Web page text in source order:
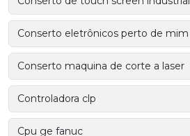
Conserto eletrônicos perto de mim
Conserto maquina de corte a laser
Controladora clp
Cpu ge fanuc